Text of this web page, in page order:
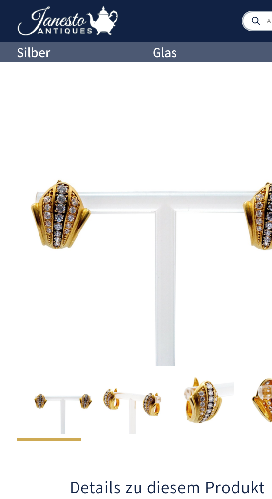
Products
search
Silber Glas
Details zu diesem Produkt